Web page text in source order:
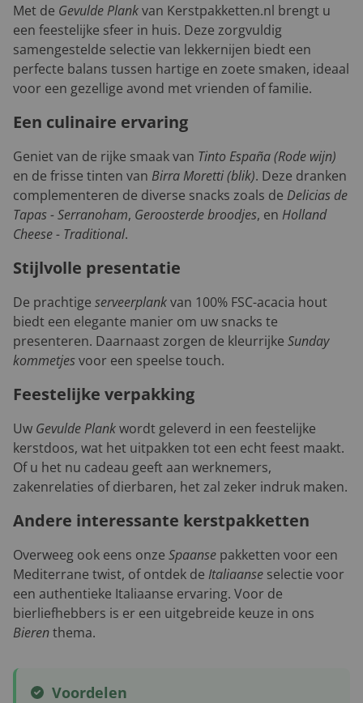
Met de Gevulde Plankvan Kerstpakketten.nl brengt u
een feestelijke sfeer in huis. Deze zorgvuldig
samengestelde selectie van lekkernijen biedt een
perfecte balans tussen hartige en zoete smaken, ideaal
voor een gezellige avond met vrienden of familie.
Een culinaire ervaring
Geniet van de rijke smaak van Tinto España (Rode wijn)
en de frisse tinten van Birra Moretti (blik). Deze dranken
complementeren de diverse snacks zoals de Delicias de
Tapas - Serranoham, Geroosterde broodjes, en Holland
Cheese - Traditional.
Stijlvolle presentatie
De prachtige serveerplankvan 100% FSC-acacia hout
biedt een elegante manier om uw snacks te
presenteren. Daarnaast zorgen de kleurrijke Sunday
kommetjesvoor een speelse touch.
Feestelijke verpakking
Uw Gevulde Plankwordt geleverd in een feestelijke
kerstdoos, wat het uitpakken tot een echt feest maakt.
Of u het nu cadeau geeft aan werknemers,
zakenrelaties of dierbaren, het zal zeker indruk maken.
Andere interessante kerstpakketten
Overweeg ook eens onze Spaanse pakketten voor een
Mediterrane twist, of ontdek de Italiaanse selectie voor
een authentieke Italiaanse ervaring. Voor de
bierliefhebbers is er een uitgebreide keuze in ons
Bierenthema.
Voordelen